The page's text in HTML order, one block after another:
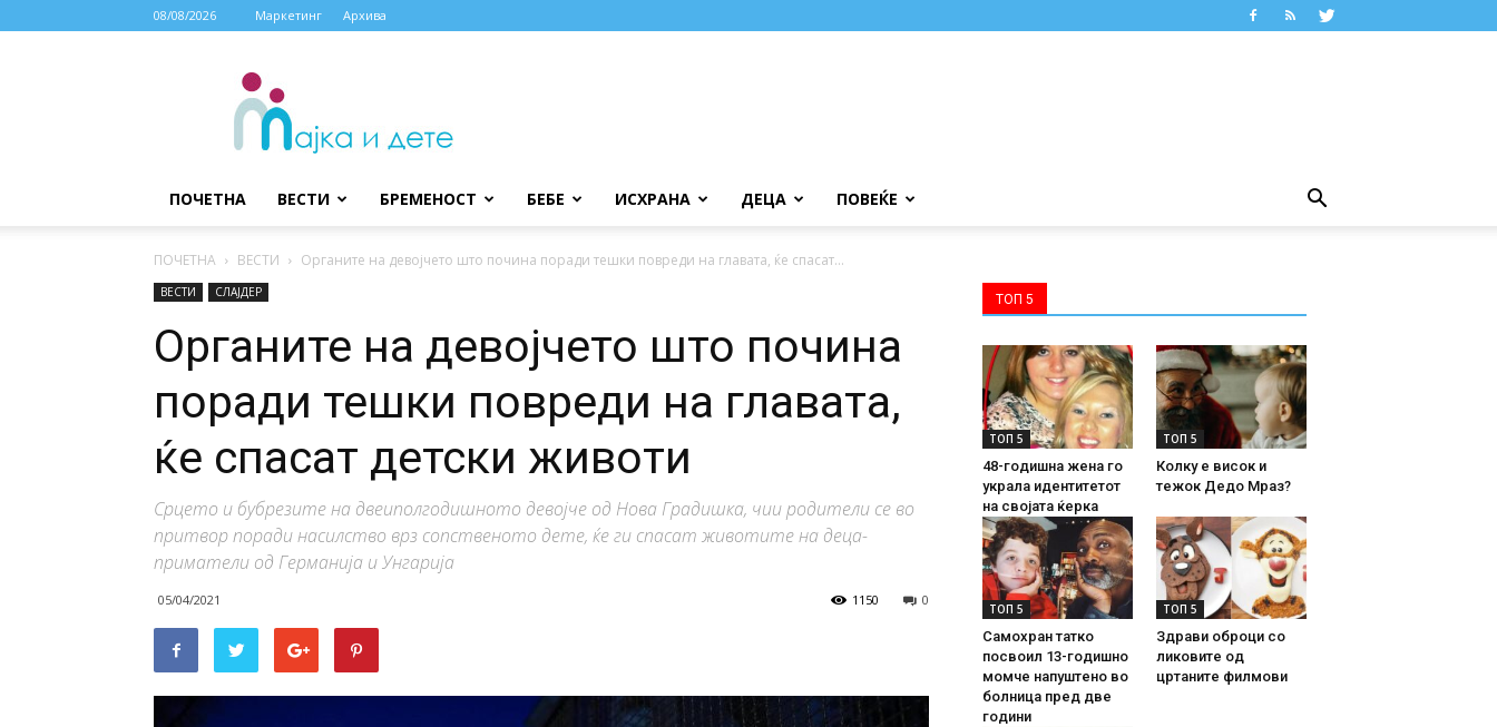
08/08/2026 Маркетинг Архива
МАЈКА
ДЕТЕ
ПОЧЕТНА ВЕСТИ БРЕМЕНОСТ БЕБЕ ИСХРАНА ДЕЦА ПОВЕЌЕ
ПОЧЕТНА ВЕСТИ Органите на девојчето што почина поради тешки повреди на главата, ќе спасат...
ВЕСТИ СЛАЈДЕР
Органите на девојчето што почина
поради тешки повреди на главата,
ќе спасат детски животи
Срцето и бубрезите на двеиполгодишното девојче од Нова Градишка, чии родители се во
притвор поради насилство врз сопственото дете, ќе ги спасат животите на деца-
приматели од Германија и Унгарија
05/04/2021 0
1150
ТОП 5
ТОП 5
48-годишна жена го
украла идентитетот
на својата ќерка
ТОП 5
Колку е висок и
тежок Дедо Мраз?
ТОП 5
Самохран татко
посвоил 13-годишно
момче напуштено во
болница пред две
години
ТОП 5
Здрави оброци со
ликовите од
цртаните филмови